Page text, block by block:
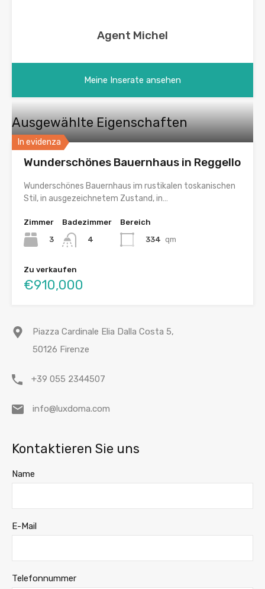
Agent Michel
Meine Inserate ansehen
Ausgewählte Eigenschaften
In evidenza
Wunderschönes Bauernhaus in Reggello
Wunderschönes Bauernhaus im rustikalen toskanischen
Stil, in ausgezeichnetem Zustand, in…
Zimmer
3
Badezimmer
4
Bereich
334 qm
Zu verkaufen
€910,000
Piazza Cardinale Elia Dalla Costa 5,
50126 Firenze
+39 055 2344507
info@luxdoma.com
Kontaktieren Sie uns
Name
E-Mail
Telefonnummer